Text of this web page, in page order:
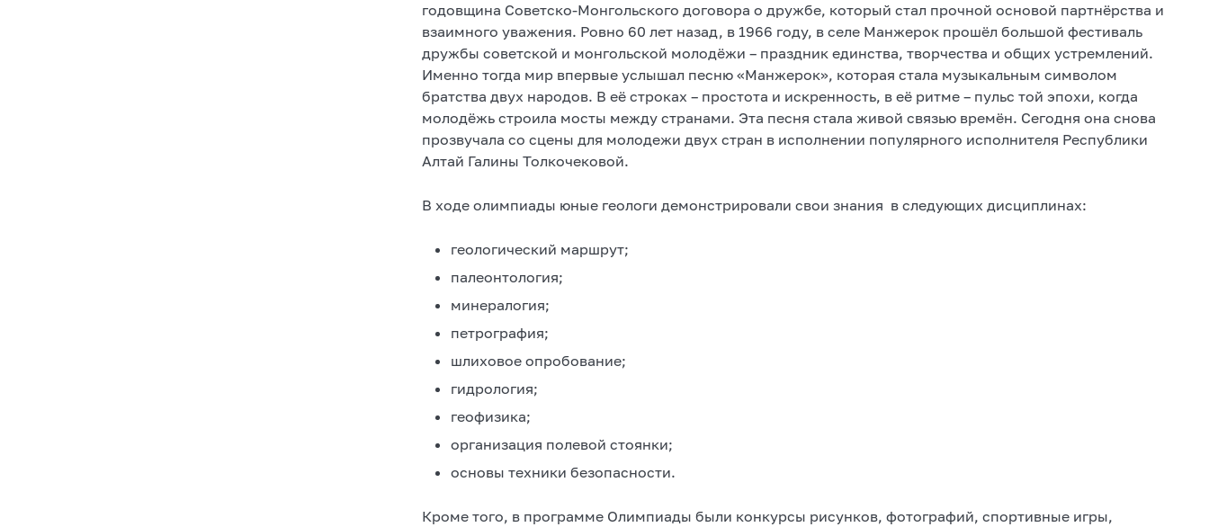
годовщина Советско‑Монгольского договора о дружбе, который стал прочной основой партнёрства и
взаимного уважения. Ровно 60 лет назад, в 1966 году, в селе Манжерок прошёл большой фестиваль
дружбы советской и монгольской молодёжи – праздник единства, творчества и общих устремлений.
Именно тогда мир впервые услышал песню «Манжерок», которая стала музыкальным символом
братства двух народов. В её строках – простота и искренность, в её ритме – пульс той эпохи, когда
молодёжь строила мосты между странами. Эта песня стала живой связью времён. Сегодня она снова
прозвучала со сцены для молодежи двух стран в исполнении популярного исполнителя Республики
Алтай Галины Толкочековой.
В ходе олимпиады юные геологи демонстрировали свои знания в следующих дисциплинах:
геологический маршрут;
палеонтология;
минералогия;
петрография;
шлиховое опробование;
гидрология;
геофизика;
организация полевой стоянки;
основы техники безопасности.
Кроме того, в программе Олимпиады были конкурсы рисунков, фотографий, спортивные игры,